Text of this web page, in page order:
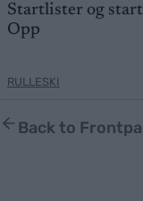
Startlister og
Opp
RULLESKI
Back to